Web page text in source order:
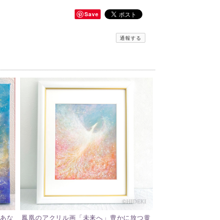
Save
通報する
な 鳳凰のアクリル画「未来へ」豊かに放つ黄